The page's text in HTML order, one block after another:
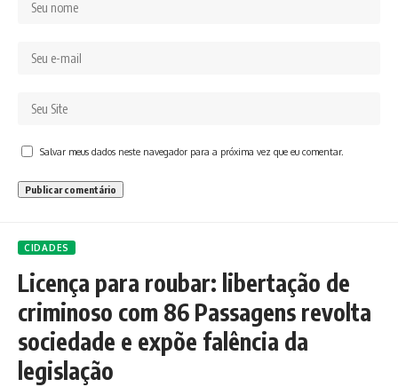
Salvar meus dados neste navegador para a próxima vez que eu comentar.
CIDADES
Licença para roubar: libertação de
criminoso com 86 Passagens revolta
sociedade e expõe falência da
legislação